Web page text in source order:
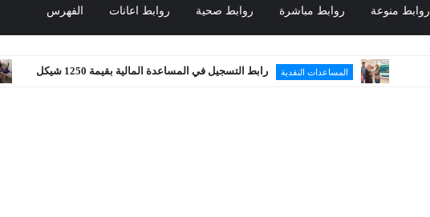
روابط منوعة روابط مباشرة روابط صحية روابط اعانات الفهرس
المساعدات النقدية رابط التسجيل في المساعدة المالية بقيمة 1250 شيكل محلي